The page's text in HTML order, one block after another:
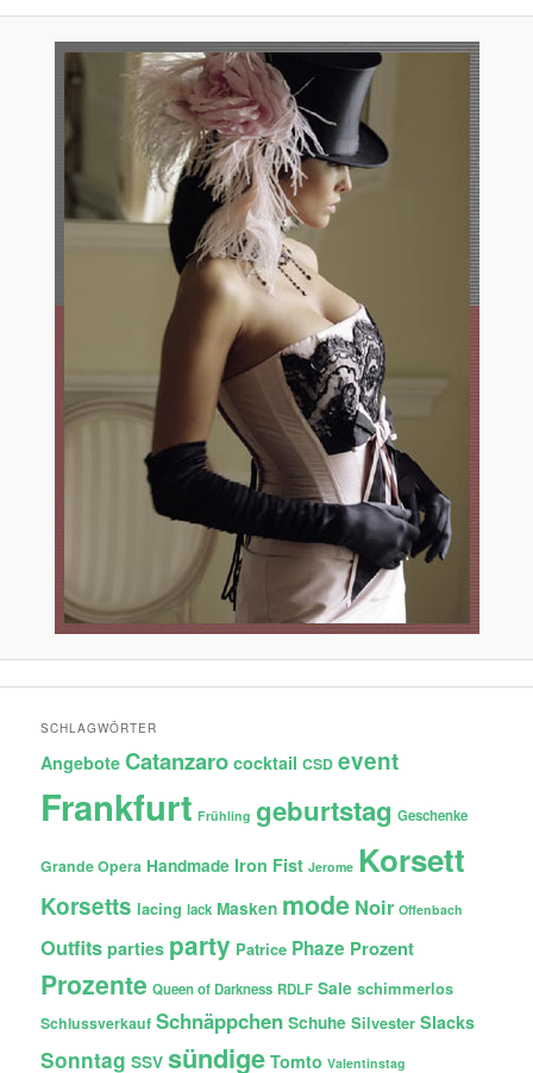
SCHLAGWÖRTER
Angebote Catanzaro cocktail CSD event
Frankfurt Frühling geburtstag Geschenke
Grande Opera Handmade Iron Fist Jerome Korsett
Korsetts lacing lack Masken mode Noir Offenbach
Outfits parties party Patrice Phaze Prozent
Prozente Queen of Darkness RDLF Sale schimmerlos
Schlussverkauf Schnäppchen Schuhe Silvester Slacks
Sonntag SSV sündige Tomto Valentinstag